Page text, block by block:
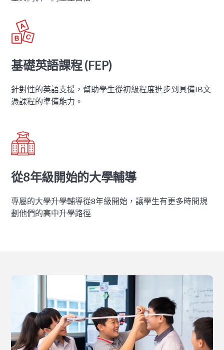
基礎英語課程 (FEP)
針對性的英語支援，幫助學生從初級程度進步到具備IB文
憑課程的準備能力。
從8年級開始的大學輔導
專屬的大學升學輔導從8年級開始，讓學生有更多時間規
劃他們的高中升學路徑